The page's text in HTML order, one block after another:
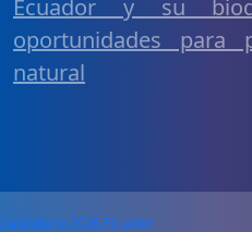
Ecuador y su
oportunidades para
natural
Calendario 2026 Ecuador